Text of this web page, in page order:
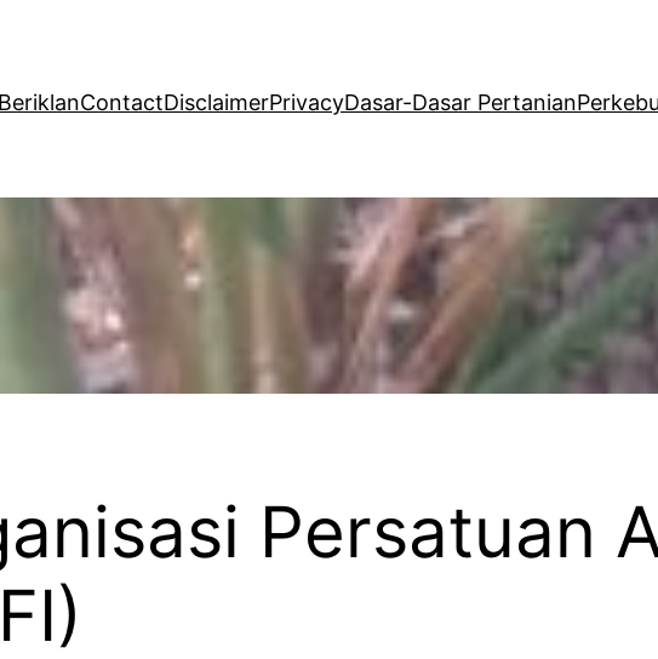
BeriklanContactDisclaimerPrivacyDasar-Dasar Pertanian
Persatuan